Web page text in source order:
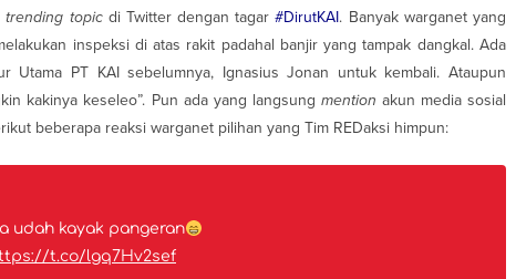
trending topic di Twitter dengan tagar#DirutKAI. Banyak warganet yang
inspeksi di atas rakit padahal banjir yang tampak dangkal. Ada
Utama PT KAI sebelumnya, Ignasius Jonan untuk kembali. Ataupun
kakinya keseleo”. Pun ada yang langsung mention akun media sosial
beberapa reaksi warganet pilihan yang Tim REDaksi himpun:
udah kayak pangeran
t.co/lgq7Hv2sef